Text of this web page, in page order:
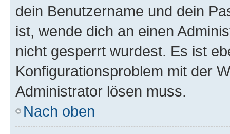
dein Benutzername und dein
ist, wende dich an einen
nicht gesperrt wurdest. Es ist
Konfigurationsproblem mit der
Administrator lösen muss.
Nach oben